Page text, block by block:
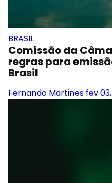
BRASIL
Comissão da
regras para
Brasil
Fernando Martines fev